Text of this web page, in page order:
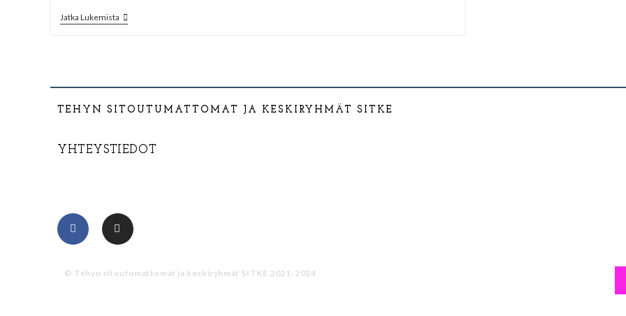
Jatka Lukemista
TEHYN SITOUTUMATTOMAT JA KESKIRYHMÄT SITKE
YHTEYSTIEDOT
© Tehyn sitoutumattomat ja keskiryhmät SITKE 2021-2024